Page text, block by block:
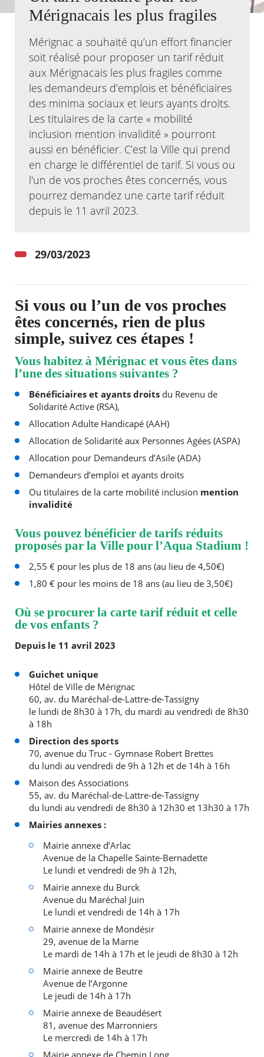
Actualités
Kiosque
Espace de services en ligne
Facebook
X Instagram
Youtube
Linkedin
RECHERCHER ...
Mérignacais les plus fragiles
Mérignac a souhaité qu’un effort financier
soit réalisé pour proposer un tarif réduit
aux Mérignacais les plus fragiles comme
les demandeurs d’emplois et bénéficiaires
des minima sociaux et leurs ayants droits.
Les titulaires de la carte « mobilité
inclusion mention invalidité » pourront
aussi en bénéficier. C’est la Ville qui prend
en charge le différentiel de tarif. Si vous ou
l'un de vos proches êtes concernés, vous
pourrez demandez une carte tarif réduit
depuis le 11 avril 2023.
29/03/2023
Si vous ou l’un de vos proches
êtes concernés, rien de plus
simple, suivez ces étapes !
Vous habitez à Mérignac et vous êtes dans
l’une des situations suivantes ?
Bénéficiaires et ayants droits du Revenu de
Solidarité Active (RSA),
Allocation Adulte Handicapé (AAH)
Allocation de Solidarité aux Personnes Agées (ASPA)
Allocation pour Demandeurs d’Asile (ADA)
Demandeurs d’emploi et ayants droits
Ou titulaires de la carte mobilité inclusion mention
invalidité
Vous pouvez bénéficier de tarifs réduits
proposés par la Ville pour l’Aqua Stadium !
2,55 € pour les plus de 18 ans (au lieu de 4,50€)
1,80 € pour les moins de 18 ans (au lieu de 3,50€)
Où se procurer la carte tarif réduit et celle
de vos enfants ?
Depuis le 11 avril 2023
Guichet unique
Hôtel de Ville de Mérignac
60, av. du Maréchal-de-Lattre-de-Tassigny
le lundi de 8h30 à 17h, du mardi au vendredi de 8h30
à 18h
Direction des sports
70, avenue du Truc - Gymnase Robert Brettes
du lundi au vendredi de 9h à 12h et de 14h à 16h
Maison des Associations
55, av. du Maréchal-de-Lattre-de-Tassigny
du lundi au vendredi de 8h30 à 12h30 et 13h30 à 17h
Mairies annexes :
Mairie annexe d’Arlac
Avenue de la Chapelle Sainte-Bernadette
Le lundi et vendredi de 9h à 12h,
Mairie annexe du Burck
Avenue du Maréchal Juin
Le lundi et vendredi de 14h à 17h
Mairie annexe de Mondésir
29, avenue de la Marne
Le mardi de 14h à 17h et le jeudi de 8h30 à 12h
Mairie annexe de Beutre
Avenue de l’Argonne
Le jeudi de 14h à 17h
Mairie annexe de Beaudésert
81, avenue des Marronniers
Le mercredi de 14h à 17h